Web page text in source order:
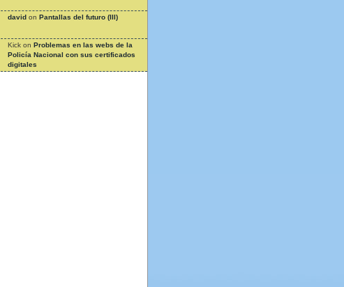
david on Pantallas del futuro (III)
Kick on Problemas en las webs de la
Policía Nacional con sus certificados
digitales